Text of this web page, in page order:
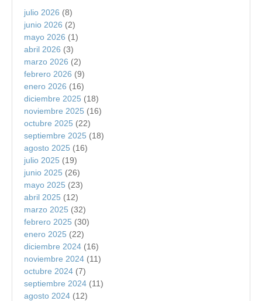
julio 2026 (8)
junio 2026 (2)
mayo 2026 (1)
abril 2026 (3)
marzo 2026 (2)
febrero 2026 (9)
enero 2026 (16)
diciembre 2025 (18)
noviembre 2025 (16)
octubre 2025 (22)
septiembre 2025 (18)
agosto 2025 (16)
julio 2025 (19)
junio 2025 (26)
mayo 2025 (23)
abril 2025 (12)
marzo 2025 (32)
febrero 2025 (30)
enero 2025 (22)
diciembre 2024 (16)
noviembre 2024 (11)
octubre 2024 (7)
septiembre 2024 (11)
agosto 2024 (12)